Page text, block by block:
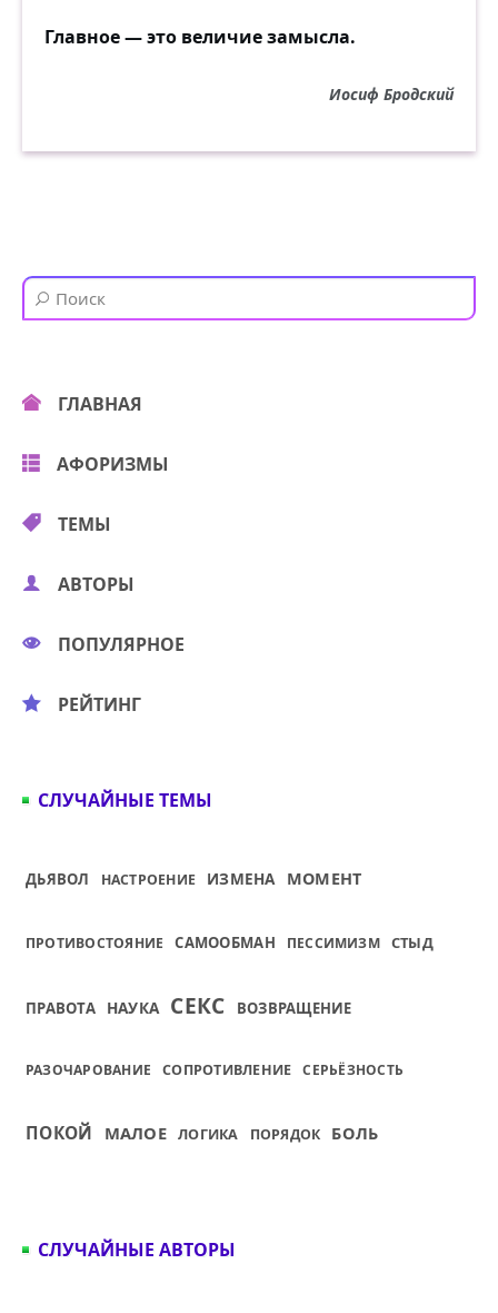
Главное — это величие замысла.
Иосиф Бродский
ГЛАВНАЯ
АФОРИЗМЫ
ТЕМЫ
АВТОРЫ
ПОПУЛЯРНОЕ
РЕЙТИНГ
СЛУЧАЙНЫЕ ТЕМЫ
ДЬЯВОЛ НАСТРОЕНИЕ ИЗМЕНА МОМЕНТ
ПРОТИВОСТОЯНИЕ САМООБМАН ПЕССИМИЗМ СТЫД
ПРАВОТА НАУКА СЕКС ВОЗВРАЩЕНИЕ
РАЗОЧАРОВАНИЕ СОПРОТИВЛЕНИЕ СЕРЬЁЗНОСТЬ
ПОКОЙ МАЛОЕ ЛОГИКА ПОРЯДОК БОЛЬ
СЛУЧАЙНЫЕ АВТОРЫ